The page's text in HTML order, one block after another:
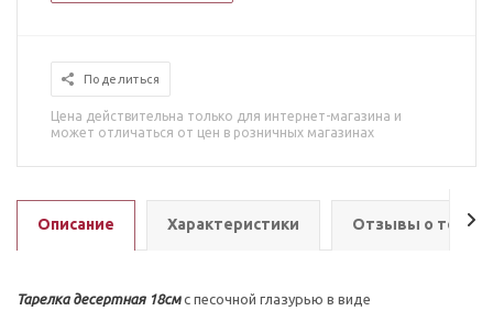
Поделиться
Цена действительна только для интернет-магазина и
может отличаться от цен в розничных магазинах
Описание Характеристики Отзывы о
Тарелка десертная 18смс песочной глазурью в виде